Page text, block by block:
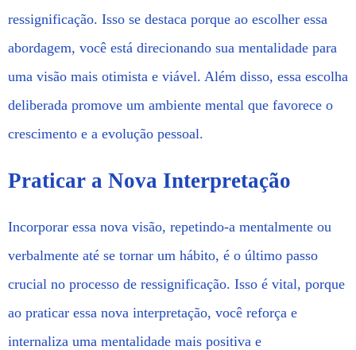
ressignificação. Isso se destaca porque ao escolher essa
abordagem, você está direcionando sua mentalidade para
uma visão mais otimista e viável. Além disso, essa escolha
deliberada promove um ambiente mental que favorece o
crescimento e a evolução pessoal.
Praticar a Nova Interpretação
Incorporar essa nova visão, repetindo-a mentalmente ou
verbalmente até se tornar um hábito, é o último passo
crucial no processo de ressignificação. Isso é vital, porque
ao praticar essa nova interpretação, você reforça e
internaliza uma mentalidade mais positiva e